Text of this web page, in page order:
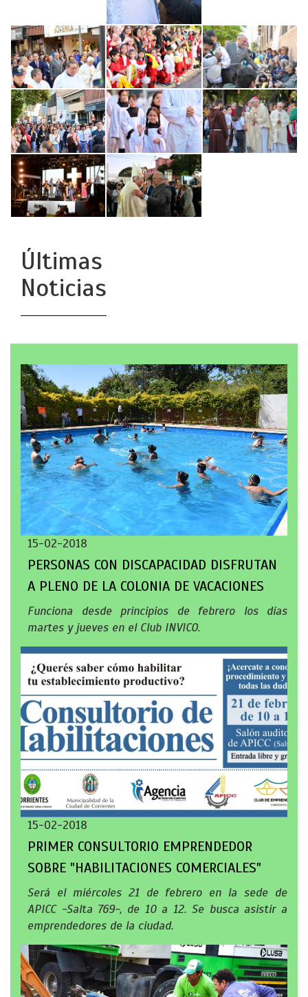
Últimas
Noticias
15-02-2018
PERSONAS CON DISCAPACIDAD DISFRUTAN
A PLENO DE LA COLONIA DE VACACIONES
Funciona desde principios de febrero los días
martes y jueves en el Club INVICO.
15-02-2018
PRIMER CONSULTORIO EMPRENDEDOR
SOBRE "HABILITACIONES COMERCIALES"
Será el miércoles 21 de febrero en la sede de
APICC -Salta 769-, de 10 a 12. Se busca asistir a
emprendedores de la ciudad.